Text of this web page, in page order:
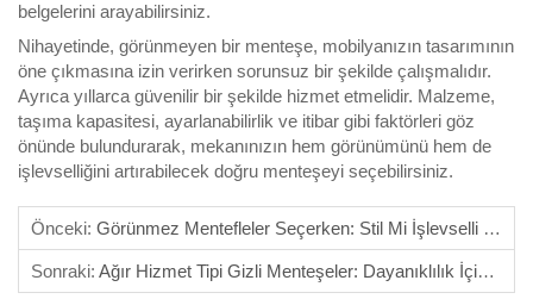
belgelerini arayabilirsiniz.
Nihayetinde, görünmeyen bir menteşe, mobilyanızın tasarımının
öne çıkmasına izin verirken sorunsuz bir şekilde çalışmalıdır.
Ayrıca yıllarca güvenilir bir şekilde hizmet etmelidir. Malzeme,
taşıma kapasitesi, ayarlanabilirlik ve itibar gibi faktörleri göz
önünde bulundurarak, mekanınızın hem görünümünü hem de
işlevselliğini artırabilecek doğru menteşeyi seçebilirsiniz.
Önceki: Görünmez Mentefleler Seçerken: Stil Mi İşlevselli Mi?
Sonraki: Ağır Hizmet Tipi Gizli Menteşeler: Dayanıklılık İçin Üretilmiştir